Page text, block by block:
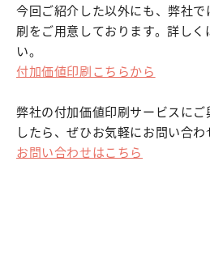
今回ご紹介した以外にも、弊社
刷をご用意しております。詳しく
い。
付加価値印刷こちらから
弊社の付加価値印刷サービスにご
したら、ぜひお気軽にお問い合わ
お問い合わせはこちら